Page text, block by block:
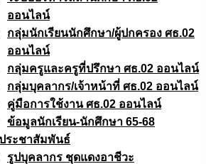
ออนไลน์
กลุ่มนักเรียนนักศึกษา/ผู้ปกครอง ศธ.02
ออนไลน์
กลุ่มครูและครูที่ปรึกษา ศธ.02 ออนไลน์
กลุ่มบุคลากร/เจ้าหน้าที่ ศธ.02 ออนไลน์
คู่มือการใช้งาน ศธ.02 ออนไลน์
ข้อมูลนักเรียน-นักศึกษา 65-68
ระชาสัมพันธ์
รูปบุคลากร ชุดแดงอาชีวะ